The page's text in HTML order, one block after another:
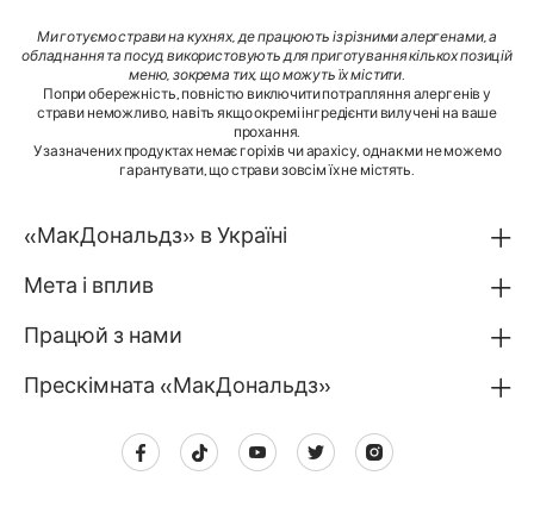
Ми готуємо страви на кухнях, де працюють із різними алергенами, а
обладнання та посуд використовують для приготування кількох позицій
меню, зокрема тих, що можуть їх містити.
Попри обережність, повністю виключити потрапляння алергенів у
страви неможливо, навіть якщо окремі інгредієнти вилучені на ваше
прохання.
У зазначених продуктах немає горіхів чи арахісу, однак ми не можемо
гарантувати, що страви зовсім їх не містять.
«МакДональдз» в Україні
Мета і вплив
Працюй з нами
Прескімната «МакДональдз»